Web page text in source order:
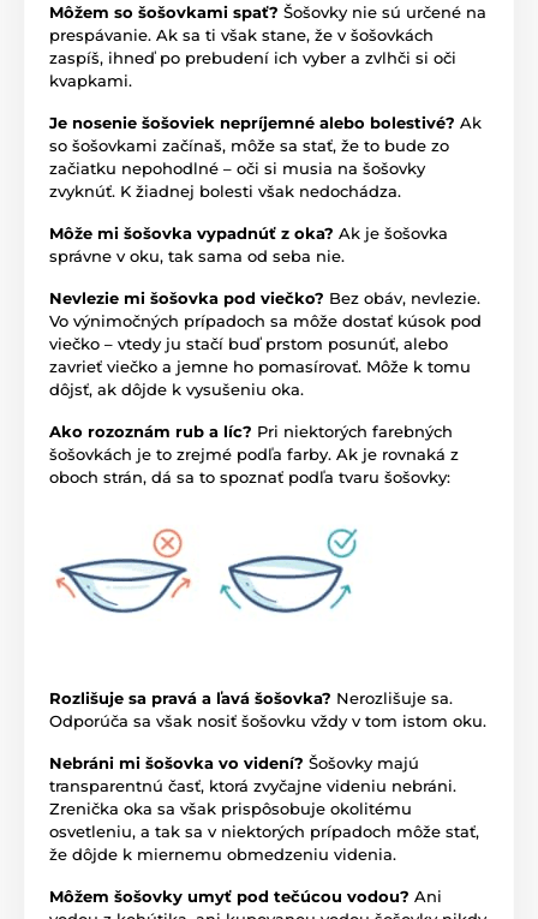
Môžem so šošovkami spať? Šošovky nie sú určené na
prespávanie. Ak sa ti však stane, že v šošovkách
zaspíš, ihneď po prebudení ich vyber a zvlhči si oči
kvapkami.
Je nosenie šošoviek nepríjemné alebo bolestivé? Ak
so šošovkami začínaš, môže sa stať, že to bude zo
začiatku nepohodlné – oči si musia na šošovky
zvyknúť. K žiadnej bolesti však nedochádza.
Môže mi šošovka vypadnúť z oka? Ak je šošovka
správne v oku, tak sama od seba nie.
Nevlezie mi šošovka pod viečko? Bez obáv, nevlezie.
Vo výnimočných prípadoch sa môže dostať kúsok pod
viečko – vtedy ju stačí buď prstom posunúť, alebo
zavrieť viečko a jemne ho pomasírovať. Môže k tomu
dôjsť, ak dôjde k vysušeniu oka.
Ako rozoznám rub a líc? Pri niektorých farebných
šošovkách je to zrejmé podľa farby. Ak je rovnaká z
oboch strán, dá sa to spoznať podľa tvaru šošovky:
Rozlišuje sa pravá a ľavá šošovka? Nerozlišuje sa.
Odporúča sa však nosiť šošovku vždy v tom istom oku.
Nebráni mi šošovka vo videní? Šošovky majú
transparentnú časť, ktorá zvyčajne videniu nebráni.
Zrenička oka sa však prispôsobuje okolitému
osvetleniu, a tak sa v niektorých prípadoch môže stať,
že dôjde k miernemu obmedzeniu videnia.
Môžem šošovky umyť pod tečúcou vodou? Ani